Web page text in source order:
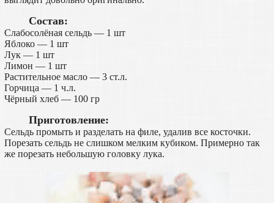
Состав:
Слабосолёная сельдь — 1 шт
Яблоко — 1 шт
Лук — 1 шт
Лимон — 1 шт
Растительное масло — 3 ст.л.
Горчица — 1 ч.л.
Чёрный хлеб — 100 гр
Приготовление:
Сельдь промыть и разделать на филе, удалив все косточки.
Порезать сельдь не слишком мелким кубиком. Примерно так
же порезать небольшую головку лука.